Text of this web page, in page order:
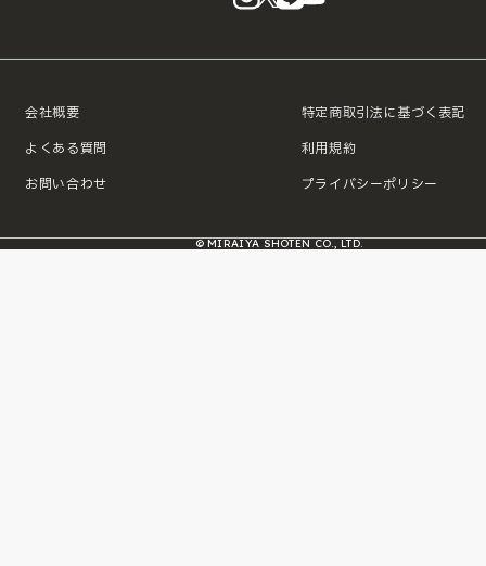
会社概要
よくある質問
お問い合わせ
特定商取引法に基づく表記
利用規約
プライバシーポリシー
© MIRAIYA SHOTEN CO., LTD.